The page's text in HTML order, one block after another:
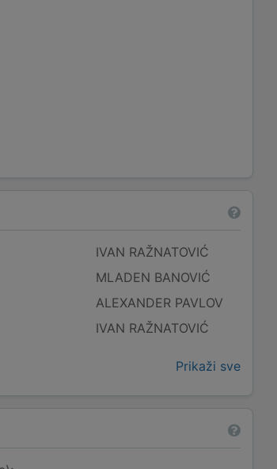
IVAN RAŽNATOVIĆ
MLADEN BANOVIĆ
ALEXANDER PAVLOV
IVAN RAŽNATOVIĆ
Prikaži sve